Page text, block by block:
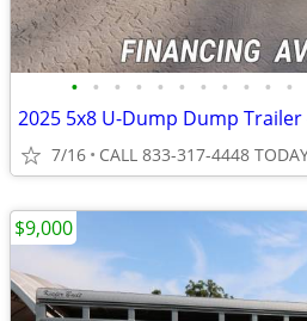
• • • • • • • • • • •
2025 5x8 U-Dump Dump Trailer
7/16 CALL 833-317-4448
$9,000